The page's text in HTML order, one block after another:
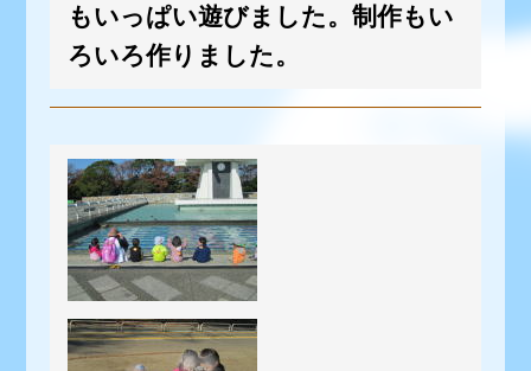
もいっぱい遊びました。制作もい
ろいろ作りました。